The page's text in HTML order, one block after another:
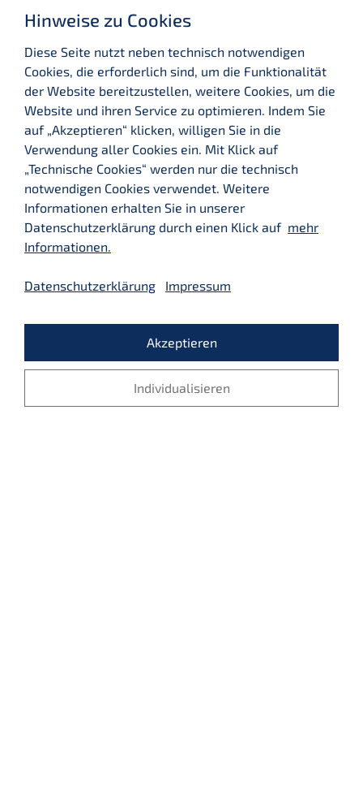
© 2026 LMX Business Consulting GmbH - Alle Rechte vorbehalten
IMPRESSUM
MEDIATHEK
Hinweise zu Cookies
Diese Seite nutzt neben technisch notwendigen
Cookies, die erforderlich sind, um die Funktionalität
der Website bereitzustellen, weitere Cookies, um die
Website und ihren Service zu optimieren. Indem Sie
auf „Akzeptieren“ klicken, willigen Sie in die
Verwendung aller Cookies ein. Mit Klick auf
„Technische Cookies“ werden nur die technisch
notwendigen Cookies verwendet. Weitere
Informationen erhalten Sie in unserer
Datenschutzerklärung durch einen Klick auf mehr
Informationen.
Datenschutzerklärung Impressum
Akzeptieren
Individualisieren